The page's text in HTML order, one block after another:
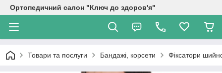
Ортопедичний салон "Ключ до здоров'я"
Товари та послуги Бандажі, корсети Фіксатори